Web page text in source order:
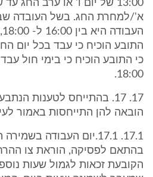
כי התובע הוכיח כי בימי חול
18:00.
17. 17. בהתייחס לטענות
הובאה להן התייחסות באמור
בהתאם לפסיקה, הוראת צו
הקובעת זכאות לגמול שעות